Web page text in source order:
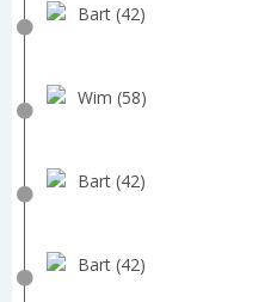
Bart (42)
Wim (58)
Bart (42)
Bart (42)